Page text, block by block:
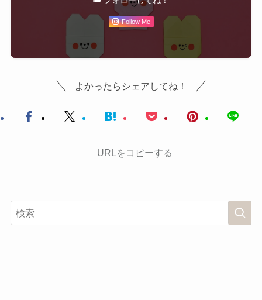
Follow Me
よかったらシェアしてね！
URLをコピーする